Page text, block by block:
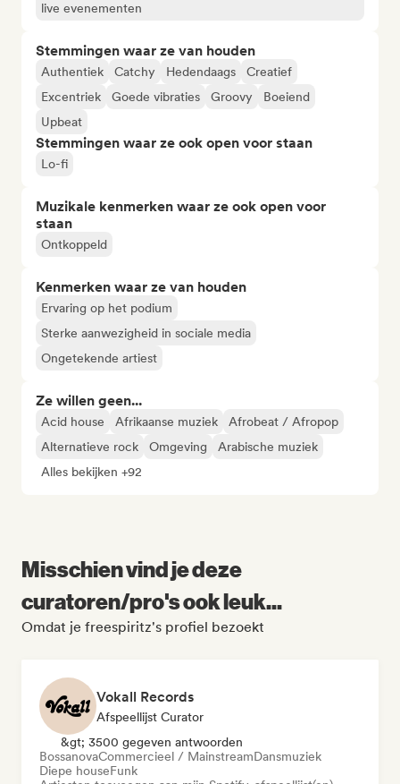
live evenementen
Stemmingen waar ze van houden
Authentiek Catchy Hedendaags
Creatief
Excentriek
Goede vibraties Groovy
Boeiend
Upbeat
Stemmingen waar ze ook open voor staan
Lo-fi
Muzikale kenmerken waar ze ook open voor
staan
Ontkoppeld
Kenmerken waar ze van houden
Ervaring op het podium
Sterke aanwezigheid in sociale media
Ongetekende artiest
Ze willen geen...
Acid house Afrikaanse muziek
Afrobeat / Afropop
Alternatieve rock
Omgeving
Arabische muziek
Alles bekijken +92
Misschien vind je deze
curatoren/pro's ook leuk...
Omdat je freespiritz's profiel bezoekt
Vokall Records
Afspeellijst Curator
&gt; 3500 gegeven antwoorden
BossanovaCommercieel / MainstreamDansmuziek
Diepe houseFunk